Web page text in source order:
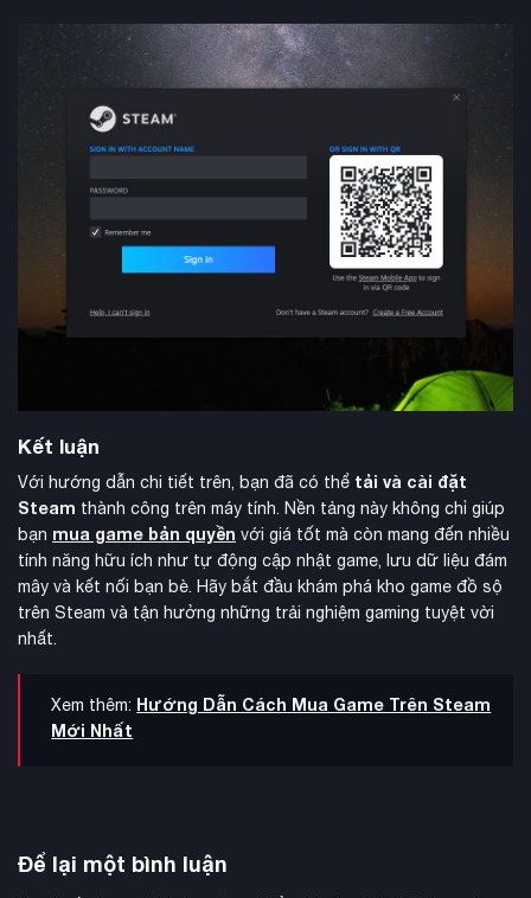
Kết luận
Với hướng dẫn chi tiết trên, bạn đã có thể tải và cài đặt
Steam thành công trên máy tính. Nền tảng này không chỉ giúp
bạn mua game bản quyền với giá tốt mà còn mang đến nhiều
tính năng hữu ích như tự động cập nhật game, lưu dữ liệu đám
mây và kết nối bạn bè. Hãy bắt đầu khám phá kho game đồ sộ
trên Steam và tận hưởng những trải nghiệm gaming tuyệt vời
nhất.
Xem thêm: Hướng Dẫn Cách Mua Game Trên Steam
Mới Nhất
Để lại một bình luận